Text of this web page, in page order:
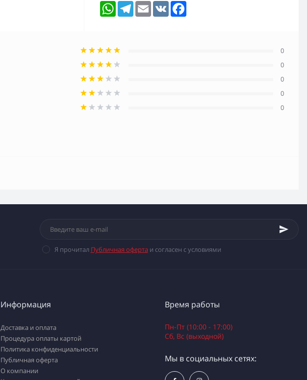
WhatsAppTelegramEmail VK
0
0
0
0
0
Я прочитал Публичная офертаи согласен с условиями
Информация
Доставка и оплата
Процедура оплаты картой
Политика конфиденциальности
Публичная оферта
О компании
Время работы
Пн-Пт (10:00 - 17:00)
Сб, Вс (выходной)
Мы в социальных сетях: